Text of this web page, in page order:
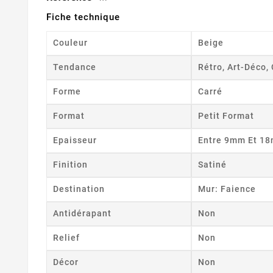
Fiche technique
Couleur Beige
Tendance Rétro, Art-Déco,
Forme Carré
Format Petit Format
Epaisseur Entre 9mm Et
Finition Satiné
Destination Mur: Faience
Antidérapant Non
Relief Non
Décor Non